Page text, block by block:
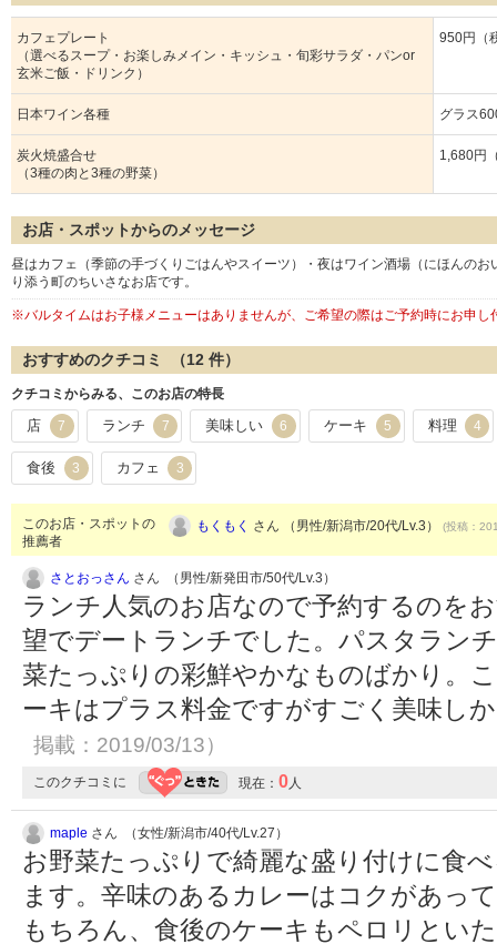
カフェプレート
（選べるスープ・お楽しみメイン・キッシュ・旬彩サラダ・パンor
玄米ご飯・ドリンク）
950円（
日本ワイン各種 グラス
炭火焼盛合せ
（3種の肉と3種の野菜）
1,680円
お店・スポットからのメッセージ
昼はカフェ（季節の手づくりごはんやスイーツ）・夜はワイン酒場（にほんの
り添う町のちいさなお店です。
※バルタイムはお子様メニューはありませんが、ご希望の際はご予約時にお申し
おすすめのクチコミ （12 件）
クチコミからみる、このお店の特長
店 7 ランチ 7 美味しい 6 ケーキ 5 料理 4
食後 3 カフェ 3
このお店・スポットの
推薦者
もくもく さん （男性/新潟市/20代/Lv.3） (投稿：
さとおっさん さん （男性/新発田市/50代/Lv.3）
ランチ人気のお店なので予約するのを
望でデートランチでした。パスタラン
菜たっぷりの彩鮮やかなものばかり。
ーキはプラス料金ですがすごく美味し
掲載：2019/03/13）
このクチコミに 現在： 0人
maple さん （女性/新潟市/40代/Lv.27）
お野菜たっぷりで綺麗な盛り付けに食
ます。辛味のあるカレーはコクがあっ
もちろん、食後のケーキもペロリとい